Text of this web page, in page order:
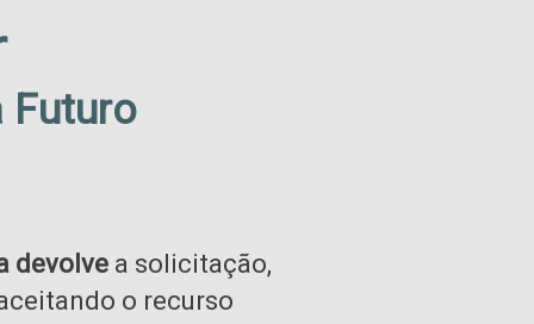
Futuro
devolve a solicitação,
o recurso